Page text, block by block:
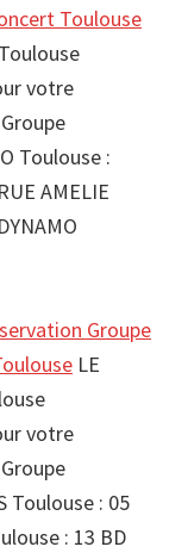
Toulouse
votre
Toulouse :
AMELIE
Groupe
LE
votre
Toulouse : 05
: 13 BD